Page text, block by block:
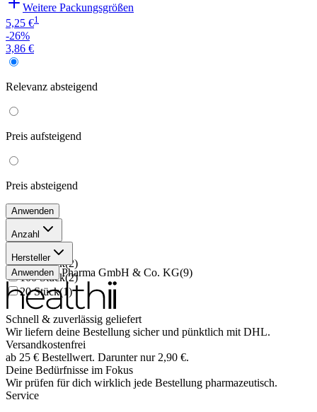
Weitere Packungsgrößen
5,25 €1
-26%
3,86 €
Relevanz absteigend
Preis aufsteigend
Preis absteigend
Anwenden
Anzahl
50 Stück (4
200 Stück(2)
100 Stück(2)
20 Stück(1)
Hersteller
Wörwag Pharma GmbH & Co. KG(9)
Anwenden
Schnell & zuverlässig geliefert
Wir liefern deine Bestellung sicher und pünktlich mit DHL.
Versandkostenfrei
ab 25 € Bestellwert. Darunter nur 2,90 €.
Deine Bedürfnisse im Fokus
Wir prüfen für dich wirklich jede Bestellung pharmazeutisch.
Service